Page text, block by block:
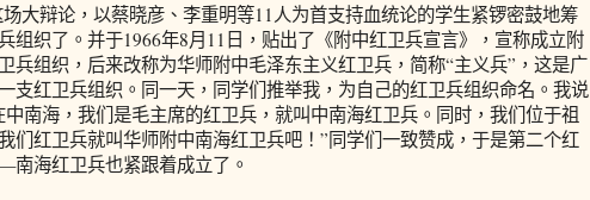
辩论，以蔡晓彦、李重明等11人为首支持血统论的学生紧锣密鼓地筹
组织了。并于1966年8月11日，贴出了《附中红卫兵宣言》，宣称成立附
兵组织，后来改称为华师附中毛泽东主义红卫兵，简称“主义兵”，这是广
支红卫兵组织。同一天，同学们推举我，为自己的红卫兵组织命名。我说
中南海，我们是毛主席的红卫兵，就叫中南海红卫兵。同时，我们位于祖
们红卫兵就叫华师附中南海红卫兵吧！”同学们一致赞成，于是第二个红
海红卫兵也紧跟着成立了。